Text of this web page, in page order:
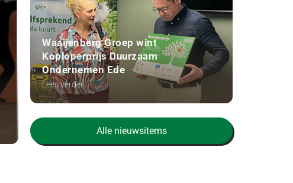
Waaijenberg Groep wint
Koploperprijs Duurzaam
Ondernemen Ede
Lees verder
Alle nieuwsitems